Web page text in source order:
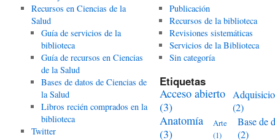
Recursos en Ciencias de la
Salud
Guía de servicios de la
biblioteca
Guía de recursos en Ciencias
de la Salud
Bases de datos de Ciencias de
la Salud
Libros recién comprados en la
biblioteca
Twitter
Publicación
Recursos de la biblioteca
Revisiones sistemáticas
Servicios de la Biblioteca
Sin categoría
Etiquetas
Acceso abierto
(3)
(2)
Anatomía
(3)
Arte
(1)
Base de
(2)